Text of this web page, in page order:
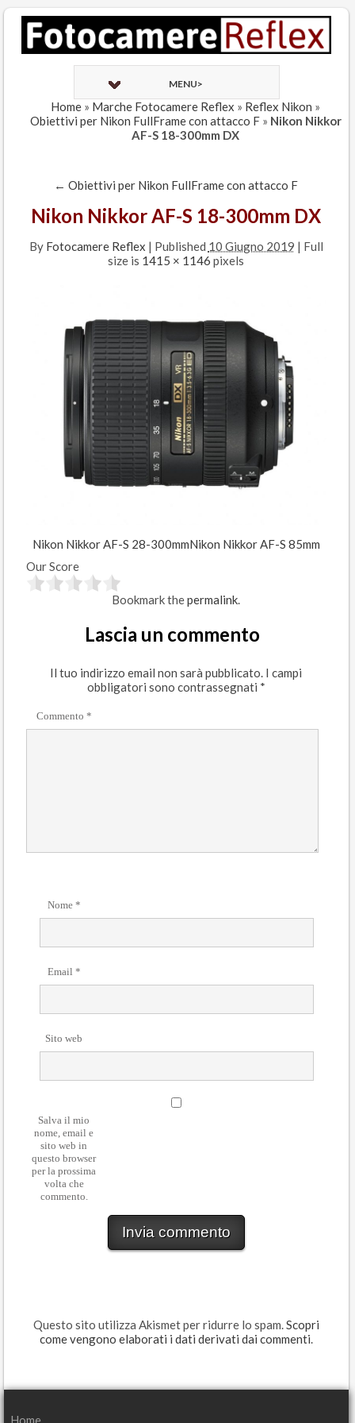
MENU>
Home » Marche Fotocamere Reflex » Reflex Nikon »
Obiettivi per Nikon FullFrame con attacco F» Nikon Nikkor
AF-S 18-300mm DX
← Obiettivi per Nikon FullFrame con attacco F
Nikon Nikkor AF-S 18-300mm DX
By Fotocamere Reflex | Published 10 Giugno 2019 | Full
size is 1415 × 1146 pixels
Nikon Nikkor AF-S 28-300mmNikon Nikkor AF-S 85mm
Our Score
Bookmark thepermalink.
Lascia un commento
Il tuo indirizzo email non sarà pubblicato. I campi
obbligatori sono contrassegnati *
Commento *
Nome *
Email *
Sito web
Salva il mio
nome, email e
sito web in
questo browser
per la prossima
volta che
commento.
Questo sito utilizza Akismet per ridurre lo spam.Scopri
come vengono elaborati i dati derivati dai commenti.
Home